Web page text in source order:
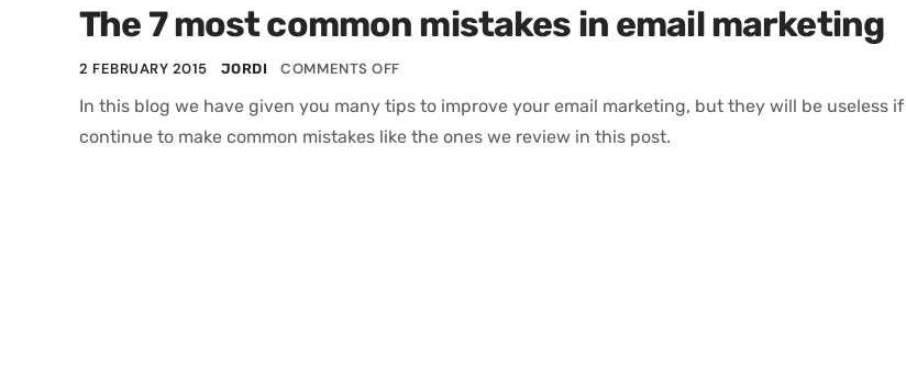
The 7 most common mistakes in email marketing
2 FEBRUARY 2015 JORDI COMMENTS OFF
In this blog we have given you many tips to improve your email marketing, but they will be useless
continue to make common mistakes like the ones we review in this post.